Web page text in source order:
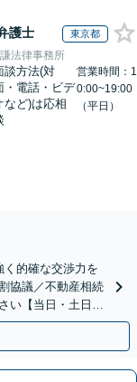
護士 東京都
法律事務所
談方法(対
・電話・ビデ
など)は応相
営業時間：1
0:00~19:00
（平日）
く的確な交渉力を
協議／不動産相続
い【当日・土日対
受付